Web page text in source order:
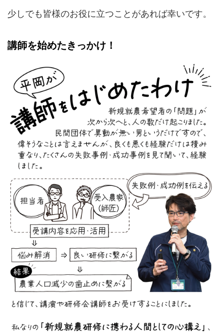
少しでも皆様のお役に立つことがあれば幸いです。
講師を始めたきっかけ！